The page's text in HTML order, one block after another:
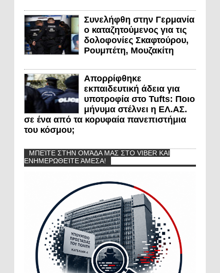
Συνελήφθη στην Γερμανία
ο καταζητούμενος για τις
δολοφονίες Σκαφτούρου,
Ρουμπέτη, Μουζακίτη
Απορρίφθηκε
εκπαιδευτική άδεια για
υποτροφία στο Tufts: Ποιο
μήνυμα στέλνει η ΕΛ.ΑΣ.
σε ένα από τα κορυφαία πανεπιστήμια
του κόσμου;
ΜΠΕΊΤΕ ΣΤΗΝ ΟΜΆΔΑ ΜΑΣ ΣΤΟ VIBER ΚΑΙ
ΕΝΗΜΕΡΩΘΕΊΤΕ ΆΜΕΣΑ!